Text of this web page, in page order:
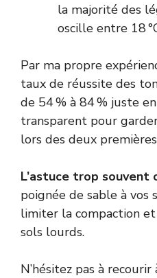
la majorité des
oscille entre 18
Par ma propre
taux de réussite des
de 54 % à 84 % juste
transparent pour
lors des deux
L’astuce trop souvent
poignée de sable à vos
limiter la compaction
sols lourds.
N’hésitez pas à